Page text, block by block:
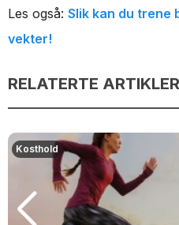
Les også: Slik kan du trene
vekter!
RELATERTE ARTIKLER
Kosthold